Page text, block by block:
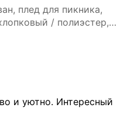
плед для пикника,
/ полиэстер,
дивана в стиле INS с
и уютно. Интересный